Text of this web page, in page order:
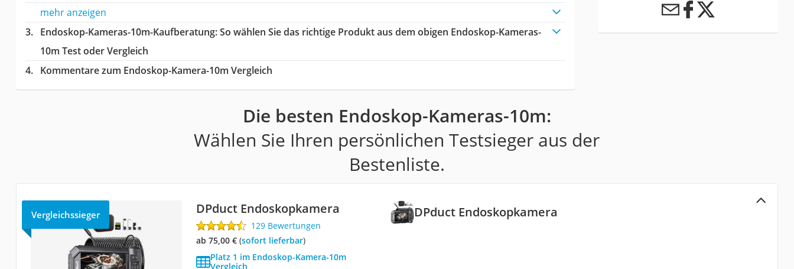
mehr anzeigen
Endoskop-Kameras-10m-Kaufberatung: So wählen Sie das richtige Produkt aus dem obigen Endoskop-Kameras-
10m Test oder Vergleich
Kommentare zum Endoskop-Kamera-10m Vergleich
Die besten Endoskop-Kameras-10m:
Wählen Sie Ihren persönlichen Testsieger aus der
Bestenliste.
DPduct Endoskopkamera
Vergleichssieger DPduct Endoskopkamera
129 Bewertungen
ab 75,00 €( Sofort lieferbar)
Platz 1 im Endoskop-Kamera-10m
Vergleich